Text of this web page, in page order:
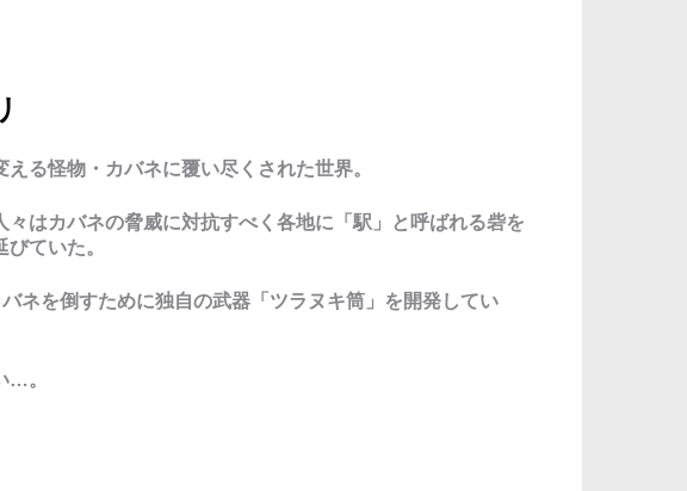
る怪物・カバネに覆い尽くされた世界。
はカバネの脅威に対抗すべく各地に「駅」と呼ばれる砦を
ていた。
ネを倒すために独自の武器「ツラヌキ筒」を開発してい
…。